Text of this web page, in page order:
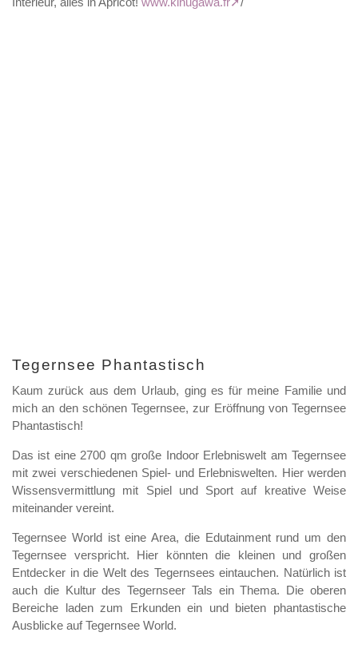
Tegernsee Phantastisch
Kaum zurück aus dem Urlaub, ging es für meine Familie und
mich an den schönen Tegernsee, zur Eröffnung von Tegernsee
Phantastisch!
Das ist eine 2700 qm große Indoor Erlebniswelt am Tegernsee
mit zwei verschiedenen Spiel- und Erlebniswelten. Hier werden
Wissensvermittlung mit Spiel und Sport auf kreative Weise
miteinander vereint.
Tegernsee World ist eine Area, die Edutainment rund um den
Tegernsee verspricht. Hier könnten die kleinen und großen
Entdecker in die Welt des Tegernsees eintauchen. Natürlich ist
auch die Kultur des Tegernseer Tals ein Thema. Die oberen
Bereiche laden zum Erkunden ein und bieten phantastische
Ausblicke auf Tegernsee World.